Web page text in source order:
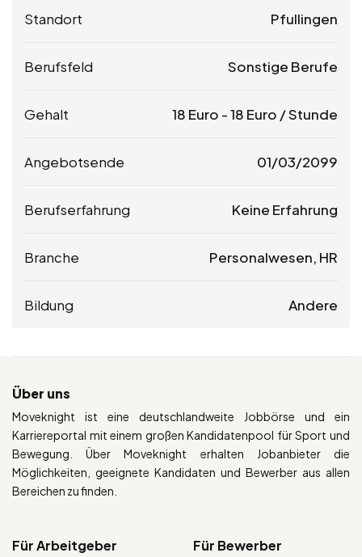
Standort Pfullingen
Berufsfeld Sonstige Berufe
Gehalt 18 Euro -18 Euro / Stunde
Angebotsende 01/03/2099
Berufserfahrung Keine Erfahrung
Branche Personalwesen, HR
Bildung Andere
Über uns
Moveknight ist eine deutschlandweite Jobbörse und ein
Karriereportal mit einem großen Kandidatenpool für Sport und
Bewegung. Über Moveknight erhalten Jobanbieter die
Möglichkeiten, geeignete Kandidaten und Bewerber aus allen
Bereichen zu finden.
Für Arbeitgeber Für Bewerber